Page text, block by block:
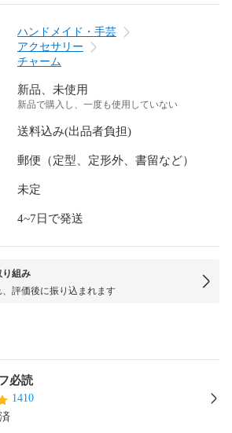
ハンドメイド・手芸
アクセサリー
チャーム
新品、未使用
新品で購入し、一度も使用していない
送料込み(出品者負担)
郵便（定型、定形外、書留など）
未定
4~7日で発送
り組み
評価後に振り込まれます
ロフ必読
1410